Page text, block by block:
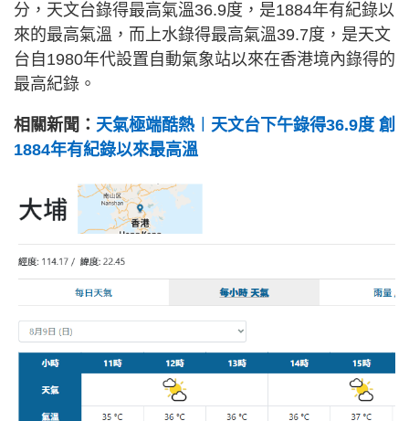
分，天文台錄得最高氣溫36.9度，是1884年有紀錄以
來的最高氣溫，而上水錄得最高氣溫39.7度，是天文
台自1980年代設置自動氣象站以來在香港境內錄得的
最高紀錄。
相關新聞： 天氣極端酷熱︱天文台下午錄得36.9度 創
1884年有紀錄以來最高溫